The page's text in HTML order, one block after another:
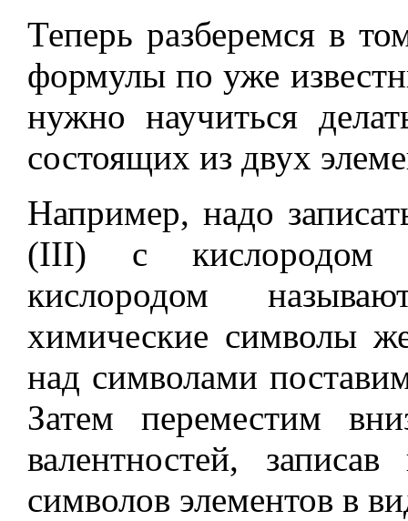
Теперь разберемся в
формулы по уже
нужно научиться
состоящих из двух
Например, надо
(III) с кислородом
кислородом
химические символы
над символами
Затем переместим
валентностей,
символов элементов в